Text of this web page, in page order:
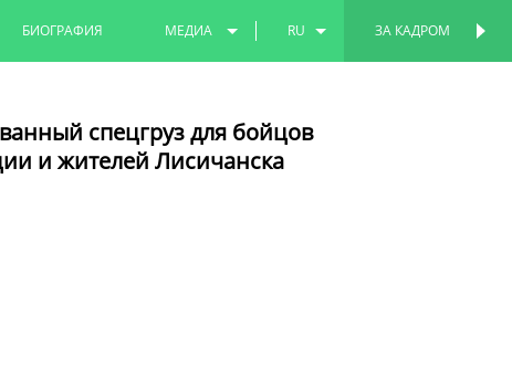
ЗА КАДРОМ
БИОГРАФИЯ МЕДИА
ВИДЕО
RU
спецгруз для бойцов
и жителей Лисичанска